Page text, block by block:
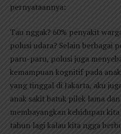
pernyataannya:
Tau nggak? 60% penyakit
polusi udara? Selain berbagai
paru-paru, polusi juga
kemampuan kognitif pada
yang tinggal di Jakarta, aku
anak sakit batuk pilek lama
membayangkan kehidupan
tahun lagi kalau kita ngga